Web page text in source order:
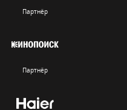
Партнёр
Партнёр